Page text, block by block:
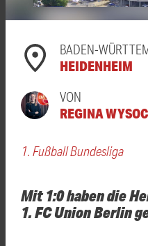
BADEN-
HEIDENHEIM
VON
REGINA
1. Fußball Bundesliga
Mit 1:0 haben die
1. FC Union Berlin